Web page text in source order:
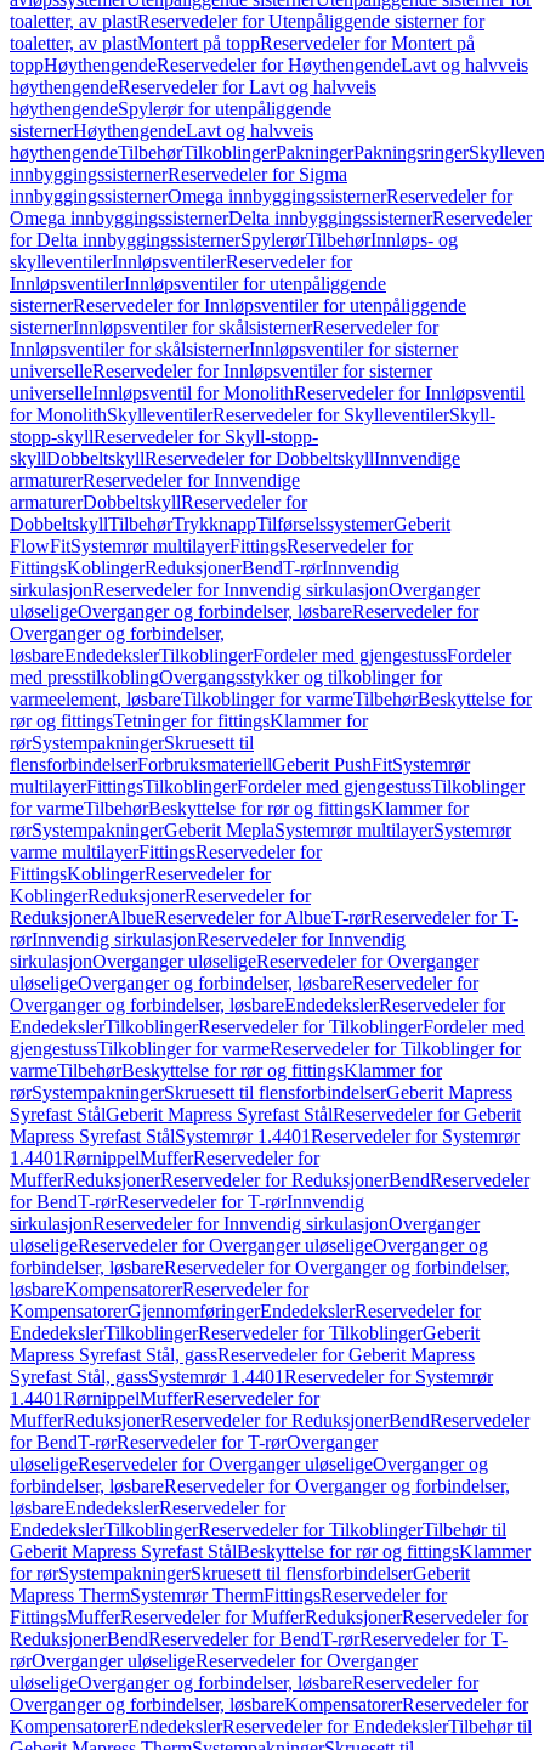
toaletter, av plastReservedeler for Utenpåliggende sisterner for
toaletter, av plastMontert på toppReservedeler for Montert på
toppHøythengendeReservedeler for HøythengendeLavt og halvveis
høythengendeReservedeler for Lavt og halvveis
høythengendeSpylerør for utenpåliggende
sisternerHøythengendeLavt og halvveis
høythengendeTilbehørTilkoblingerPakningerPakningsringer
innbyggingssisternerReservedeler for Sigma
innbyggingssisternerOmega innbyggingssisternerReservedeler for
Omega innbyggingssisternerDelta innbyggingssisternerReservedeler
for Delta innbyggingssisternerSpylerørTilbehørInnløps- og
skylleventilerInnløpsventilerReservedeler for
InnløpsventilerInnløpsventiler for utenpåliggende
sisternerReservedeler for Innløpsventiler for utenpåliggende
sisternerInnløpsventiler for skålsisternerReservedeler for
Innløpsventiler for skålsisternerInnløpsventiler for sisterner
universelleReservedeler for Innløpsventiler for sisterner
universelleInnløpsventil for MonolithReservedeler for Innløpsventil
for MonolithSkylleventilerReservedeler for SkylleventilerSkyll-
stopp-skyllReservedeler for Skyll-stopp-
skyllDobbeltskyllReservedeler for DobbeltskyllInnvendige
armaturerReservedeler for Innvendige
armaturerDobbeltskyllReservedeler for
DobbeltskyllTilbehørTrykknappTilførselssystemerGeberit
FlowFitSystemrør multilayerFittingsReservedeler for
FittingsKoblingerReduksjonerBendT-rørInnvendig
sirkulasjonReservedeler for Innvendig sirkulasjonOverganger
uløseligeOverganger og forbindelser, løsbareReservedeler for
Overganger og forbindelser,
løsbareEndedekslerTilkoblingerFordeler med gjengestussFordeler
med presstilkoblingOvergangsstykker og tilkoblinger for
varmeelement, løsbareTilkoblinger for varmeTilbehørBeskyttelse for
rør og fittingsTetninger for fittingsKlammer for
rørSystempakningerSkruesett til
flensforbindelserForbruksmateriellGeberit PushFitSystemrør
multilayerFittingsTilkoblingerFordeler med gjengestussTilkoblinger
for varmeTilbehørBeskyttelse for rør og fittingsKlammer for
rørSystempakningerGeberit MeplaSystemrør multilayerSystemrør
varme multilayerFittingsReservedeler for
FittingsKoblingerReservedeler for
KoblingerReduksjonerReservedeler for
ReduksjonerAlbueReservedeler for AlbueT-rørReservedeler for T-
rørInnvendig sirkulasjonReservedeler for Innvendig
sirkulasjonOverganger uløseligeReservedeler for Overganger
uløseligeOverganger og forbindelser, løsbareReservedeler for
Overganger og forbindelser, løsbareEndedekslerReservedeler for
EndedekslerTilkoblingerReservedeler for TilkoblingerFordeler med
gjengestussTilkoblinger for varmeReservedeler for Tilkoblinger for
varmeTilbehørBeskyttelse for rør og fittingsKlammer for
rørSystempakningerSkruesett til flensforbindelserGeberit Mapress
Syrefast StålGeberit Mapress Syrefast StålReservedeler for Geberit
Mapress Syrefast StålSystemrør 1.4401Reservedeler for Systemrør
1.4401RørnippelMufferReservedeler for
MufferReduksjonerReservedeler for ReduksjonerBendReservedeler
for BendT-rørReservedeler for T-rørInnvendig
sirkulasjonReservedeler for Innvendig sirkulasjonOverganger
uløseligeReservedeler for Overganger uløseligeOverganger og
forbindelser, løsbareReservedeler for Overganger og forbindelser,
løsbareKompensatorerReservedeler for
KompensatorerGjennomføringerEndedekslerReservedeler for
EndedekslerTilkoblingerReservedeler for TilkoblingerGeberit
Mapress Syrefast Stål, gassReservedeler for Geberit Mapress
Syrefast Stål, gassSystemrør 1.4401Reservedeler for Systemrør
1.4401RørnippelMufferReservedeler for
MufferReduksjonerReservedeler for ReduksjonerBendReservedeler
for BendT-rørReservedeler for T-rørOverganger
uløseligeReservedeler for Overganger uløseligeOverganger og
forbindelser, løsbareReservedeler for Overganger og forbindelser,
løsbareEndedekslerReservedeler for
EndedekslerTilkoblingerReservedeler for TilkoblingerTilbehør til
Geberit Mapress Syrefast StålBeskyttelse for rør og fittingsKlammer
for rørSystempakningerSkruesett til flensforbindelserGeberit
Mapress ThermSystemrør ThermFittingsReservedeler for
FittingsMufferReservedeler for MufferReduksjonerReservedeler for
ReduksjonerBendReservedeler for BendT-rørReservedeler for T-
rørOverganger uløseligeReservedeler for Overganger
uløseligeOverganger og forbindelser, løsbareReservedeler for
Overganger og forbindelser, løsbareKompensatorerReservedeler for
KompensatorerEndedekslerReservedeler for EndedekslerTilbehør til